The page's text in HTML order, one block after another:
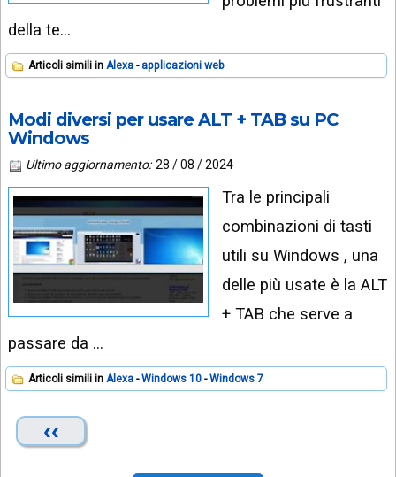
della te…
Articoli simili in Alexa applicazioni web
Modi diversi per usare ALT + TAB su PC
Windows
Ultimo aggiornamento: 28 / 08 / 2024
Tra le principali
combinazioni di tasti
utili su Windows , una
delle più usate è la ALT
+ TAB che serve a
passare da …
Articoli simili in Alexa Windows 10 Windows 7
‹‹